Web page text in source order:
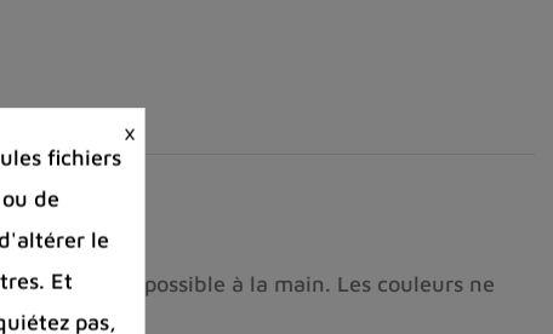
froide, si possible à la main. Les couleurs ne
×
fichiers
de
le
Et
pas,